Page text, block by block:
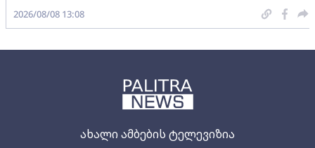
ახალი ამბების ტელევიზია
2026/08/08 13:08